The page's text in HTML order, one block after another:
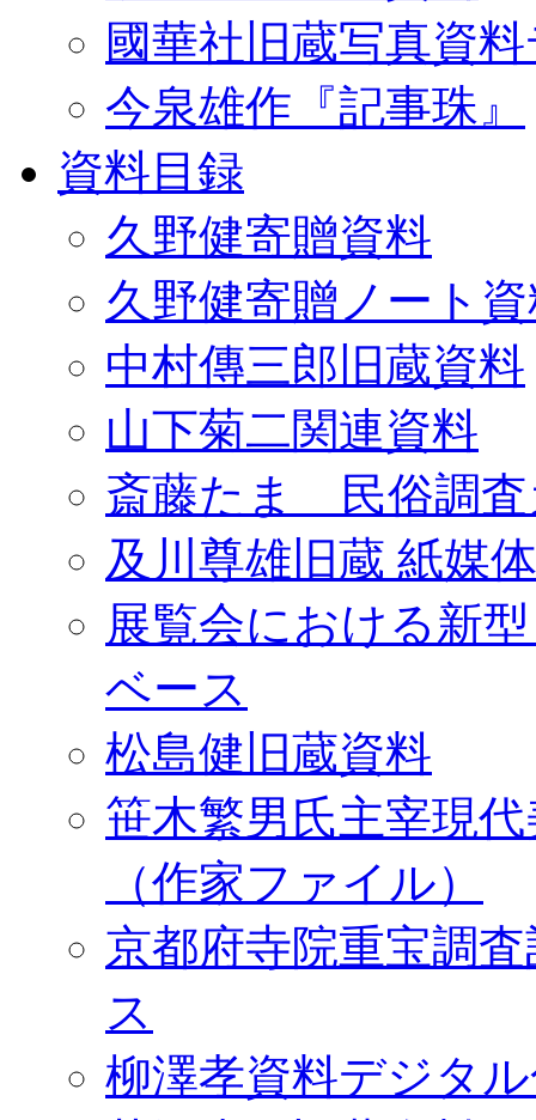
國華社旧蔵写真資
今泉雄作『記事珠』
資料目録
久野健寄贈資料
久野健寄贈ノート
中村傳三郎旧蔵資料
山下菊二関連資料
斎藤たま 民俗調査
及川尊雄旧蔵 紙媒
展覧会における新
ベース
松島健旧蔵資料
笹木繁男氏主宰現
（作家ファイル）
京都府寺院重宝調
ス
柳澤孝資料デジタ